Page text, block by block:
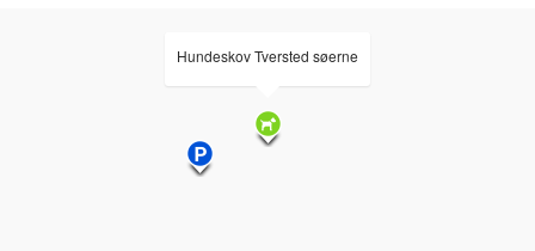
Hundeskov Tversted søerne